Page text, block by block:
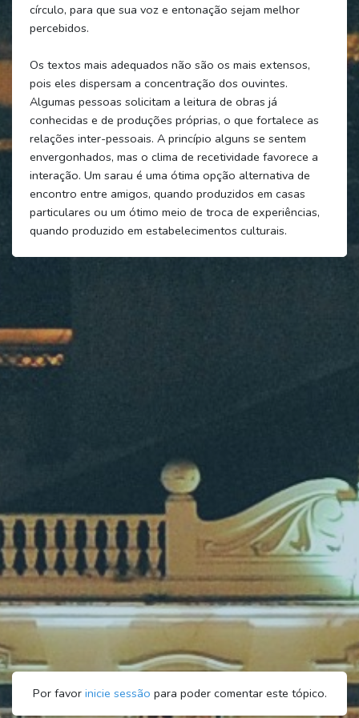
círculo, para que sua voz e entonação sejam melhor
percebidos.
Os textos mais adequados não são os mais extensos,
pois eles dispersam a concentração dos ouvintes.
Algumas pessoas solicitam a leitura de obras já
conhecidas e de produções próprias, o que fortalece as
relações inter-pessoais. A princípio alguns se sentem
envergonhados, mas o clima de recetividade favorece a
interação. Um sarau é uma ótima opção alternativa de
encontro entre amigos, quando produzidos em casas
particulares ou um ótimo meio de troca de experiências,
quando produzido em estabelecimentos culturais.
Por favor inicie sessão para poder comentar este tópico.